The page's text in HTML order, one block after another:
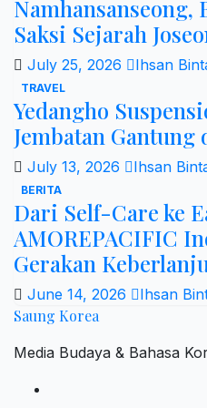
Namhansanseong,
Saksi Sejarah
July 25, 2026 Ihsan
TRAVEL
Yedangho
Jembatan Gantung
July 13, 2026 Ihsan
BERITA
Dari Self-Care ke
AMOREPACIFIC
Gerakan
June 14, 2026 Ihsan
Saung Korea
Media Budaya & Bahasa